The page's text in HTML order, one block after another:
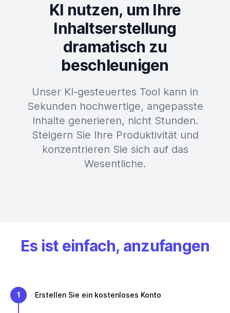
KI nutzen, um Ihre
Inhaltserstellung
dramatisch zu
beschleunigen
Unser KI-gesteuertes Tool kann in
Sekunden hochwertige, angepasste
Inhalte generieren, nicht Stunden.
Steigern Sie Ihre Produktivität und
konzentrieren Sie sich auf das
Wesentliche.
Es ist einfach, anzufangen
1 Erstellen Sie ein kostenloses Konto